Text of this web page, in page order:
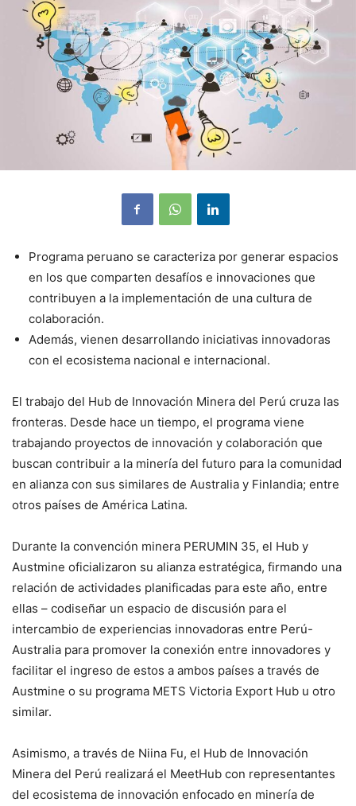
Programa peruano se caracteriza por generar espacios
en los que comparten desafíos e innovaciones que
contribuyen a la implementación de una cultura de
colaboración.
Además, vienen desarrollando iniciativas innovadoras
con el ecosistema nacional e internacional.
El trabajo del Hub de Innovación Minera del Perú cruza las
fronteras. Desde hace un tiempo, el programa viene
trabajando proyectos de innovación y colaboración que
buscan contribuir a la minería del futuro para la comunidad
en alianza con sus similares de Australia y Finlandia; entre
otros países de América Latina.
Durante la convención minera PERUMIN 35, el Hub y
Austmine oficializaron su alianza estratégica, firmando una
relación de actividades planificadas para este año, entre
ellas – codiseñar un espacio de discusión para el
intercambio de experiencias innovadoras entre Perú-
Australia para promover la conexión entre innovadores y
facilitar el ingreso de estos a ambos países a través de
Austmine o su programa METS Victoria Export Hub u otro
similar.
Asimismo, a través de Niina Fu, el Hub de Innovación
Minera del Perú realizará el MeetHub con representantes
del ecosistema de innovación enfocado en minería de